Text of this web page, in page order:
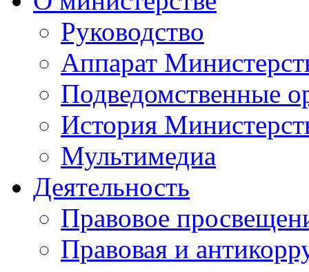
Руководство
Аппарат
Подведомственные
История
Мультимедиа
Деятельность
Правовое
Правовая и